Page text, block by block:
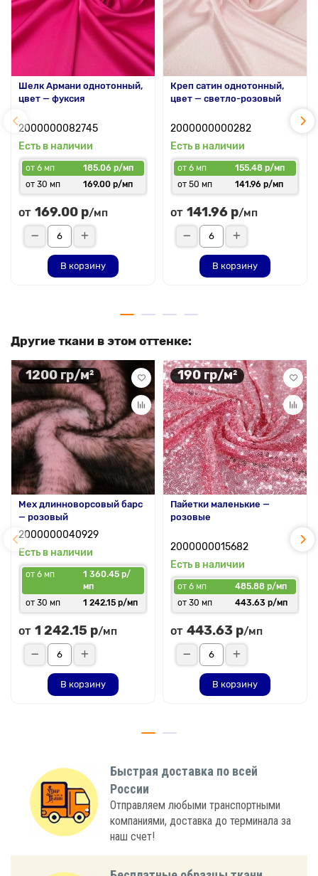
Шелк Армани однотонный,
цвет — фуксия
2000000082745
Есть в наличии
от 6 мп
185.06 р/мп
от 30 мп
169.00 р/мп
от 169.00 р/мп
В корзину
Креп сатин однотонный,
цвет — светло-розовый
2000000000282
Есть в наличии
от 6 мп
155.48 р/мп
от 50 мп
141.96 р/мп
от 141.96 р/мп
В корзину
Другие ткани в этом оттенке:
1200 гр/м²
Мех длинноворсовый барс
— розовый
2000000040929
Есть в наличии
от 6 мп
1 360.45 р/
мп
от 30 мп
1 242.15 р/мп
от 1 242.15 р/мп
В корзину
190 гр/м²
Пайетки маленькие —
розовые
2000000015682
Есть в наличии
от 6 мп
485.88 р/мп
от 30 мп
443.63 р/мп
от 443.63 р/мп
В корзину
Быстрая доставка по всей
России
Отправляем любыми транспортными
компаниями, доставка до терминала за
наш счет!